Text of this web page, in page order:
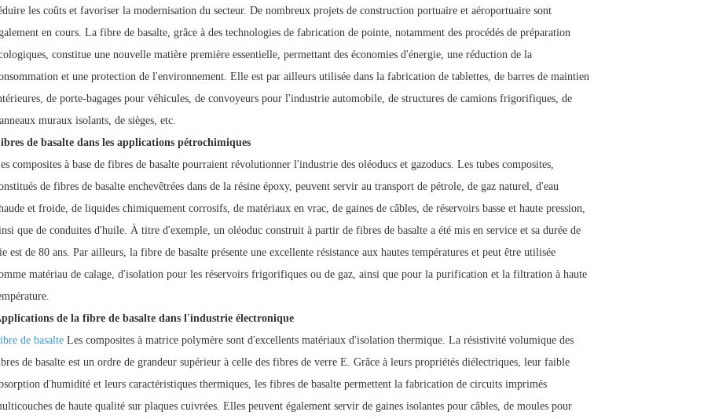
les coûts et favoriser la modernisation du secteur. De nombreux projets de construction portuaire et aéroportuaire sont
en cours. La fibre de basalte, grâce à des technologies de fabrication de pointe, notamment des procédés de préparation
constitue une nouvelle matière première essentielle, permettant des économies d'énergie, une réduction de la
et une protection de l'environnement. Elle est par ailleurs utilisée dans la fabrication de tablettes, de barres de maintien
de porte-bagages pour véhicules, de convoyeurs pour l'industrie automobile, de structures de camions frigorifiques, de
muraux isolants, de sièges, etc.
de basalte dans les applications pétrochimiques
composites à base de fibres de basalte pourraient révolutionner l'industrie des oléoducs et gazoducs. Les tubes composites,
de fibres de basalte enchevêtrées dans de la résine époxy, peuvent servir au transport de pétrole, de gaz naturel, d'eau
et froide, de liquides chimiquement corrosifs, de matériaux en vrac, de gaines de câbles, de réservoirs basse et haute pression,
que de conduites d'huile. À titre d'exemple, un oléoduc construit à partir de fibres de basalte a été mis en service et sa durée de
est de 80 ans. Par ailleurs, la fibre de basalte présente une excellente résistance aux hautes températures et peut être utilisée
matériau de calage, d'isolation pour les réservoirs frigorifiques ou de gaz, ainsi que pour la purification et la filtration à haute
de la fibre de basalte dans l'industrie électronique
de basalte Les composites à matrice polymère sont d'excellents matériaux d'isolation thermique. La résistivité volumique des
de basalte est un ordre de grandeur supérieur à celle des fibres de verre E. Grâce à leurs propriétés diélectriques, leur faible
d'humidité et leurs caractéristiques thermiques, les fibres de basalte permettent la fabrication de circuits imprimés
de haute qualité sur plaques cuivrées. Elles peuvent également servir de gaines isolantes pour câbles, de moules pour